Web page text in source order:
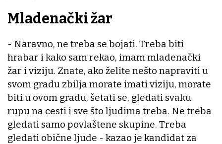
Mladenački žar
- Naravno, ne treba se bojati. Treba biti
hrabar i kako sam rekao, imam mladenački
žar i viziju. Znate, ako želite nešto napraviti u
svom gradu zbilja morate imati viziju, morate
biti u ovom gradu, šetati se, gledati svaku
rupu na cesti i sve što ljudima treba. Ne treba
gledati samo povlaštene skupine. Treba
gledati obične ljude - kazao je kandidat za